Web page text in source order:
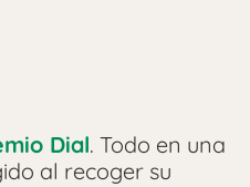
Dial. Todo en una
al recoger su